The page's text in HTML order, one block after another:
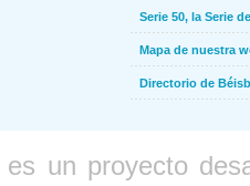
Serie 50, la Serie
Mapa de nuestra
Directorio de
es un proyecto